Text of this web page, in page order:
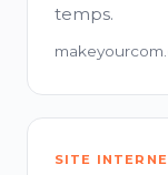
temps.
SITE